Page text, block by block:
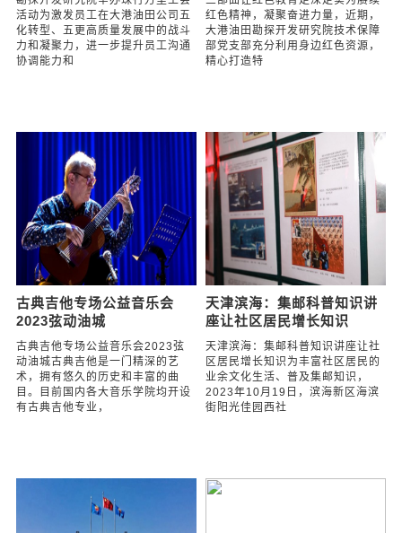
勘探开发研究院举办“珠行
万里”工会活动
勘探开发研究院举办珠行万里工会
活动为激发员工在大港油田公司五
化转型、五更高质量发展中的战斗
力和凝聚力，进一步提升员工沟通
协调能力和
“三部曲”让红色教育走深走
三部曲让红色教育走深走实为赓续
红色精神，凝聚奋进力量，近期，
大港油田勘探开发研究院技术保障
部党支部充分利用身边红色资源，
精心打造特
古典吉他专场公益音乐会